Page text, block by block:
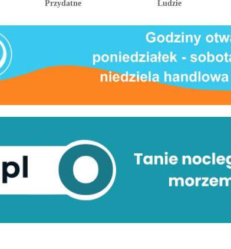
Przydatne Ludzie